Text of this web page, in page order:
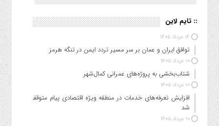
:: تایم لاین
۱۴ مرداد ۱۴۰۵
توافق ایران و عمان بر سر مسیر تردد ایمن در تنگه هرمز
۱۰ مرداد ۱۴۰۵
شتاب‌بخشی به پروژه‌های عمرانی کمال‌شهر
۱۰ مرداد ۱۴۰۵
افزایش تعرفه‌های خدمات در منطقه ویژه اقتصادی پیام متوقف
شد
۱۰ مرداد ۱۴۰۵